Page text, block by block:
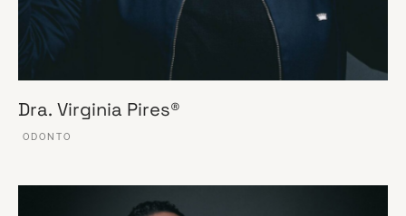
Dra. Virginia Pires®
ODONTO